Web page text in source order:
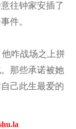
往钟家安插了
件。
咋战场之上拼
那些承诺被她
己此生最爱的